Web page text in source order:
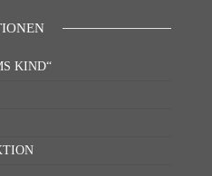
KIND“